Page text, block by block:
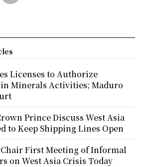
Licenses to Authorize
Minerals Activities; Maduro
Prince Discuss West Asia
to Keep Shipping Lines Open
First Meeting of Informal
on West Asia Crisis Today